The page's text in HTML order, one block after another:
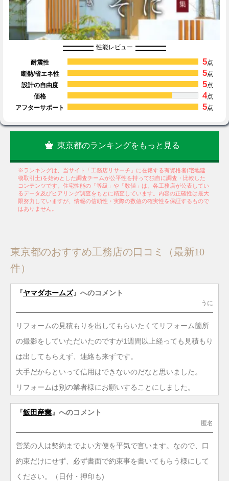
性能レビュー
耐震性 5点
断熱/省エネ性
5点
設計の自由度
5点
価格
4点
アフターサポート
5点
東京都のランキングをもっと見る
※ランキングは、当サイト「工務店リサーチ」に在籍する有資格者(宅地建
物取引士)を始めとした調査チームが公平性を持って独自に調査・比較した
コンテンツです。住宅性能の「等級」や「数値」は、各工務店が公表してい
るデータ及びヒアリング調査をもとに精査しています。内容の正確性は最大
限努力していますが、情報の信頼性・実際の数値の確実性を保証するもので
はありません。
東京都のおすすめ工務店の口コミ（最新10
件）
『ヤマダホームズ』へのコメント
うに
リフォームの見積もりを出してもらいたくてリフォーム箇所
の撮影をしていただいたのですが1週間以上経っても見積もり
は出してもらえず、連絡も来ずです。
大手だからといって信用はできないのだなと思いました。
リフォームは別の業者様にお願いすることにしました。
『飯田産業』へのコメント
匿名
営業の人は契約までよい方便を平気で言います。なので、口
約束だけにせず、必ず書面で約束事を書いてもらう様にして
ください。（日付・押印も)